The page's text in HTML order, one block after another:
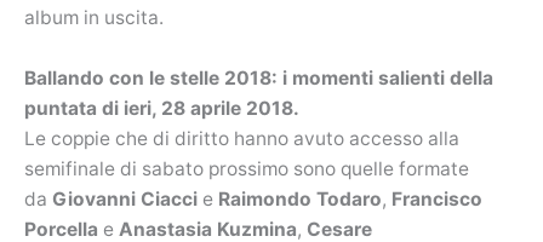
album in uscita.
Ballando con le stelle 2018: i momenti salienti della
puntata di ieri, 28 aprile 2018.
Le coppie che di diritto hanno avuto accesso alla
semifinale di sabato prossimo sono quelle formate
da Giovanni Ciacci e Raimondo Todaro, Francisco
Porcella e Anastasia Kuzmina, Cesare